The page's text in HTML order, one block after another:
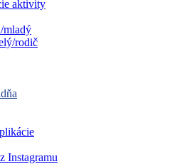
aktivity
mladý
rodič
Instagramu